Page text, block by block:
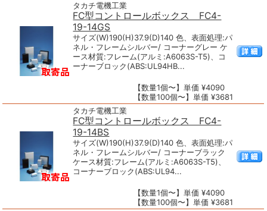
タカチ電機工業
FC型コントロールボックス FC4-
19-14GS
サイズ(W)190(H)37.9(D)140 色、表面処理:パ
ネル・フレームシルバー/ コーナーグレー ケ
ース材質:フレーム(アルミ:A6063S-T5)、コ
ーナーブロック(ABS:UL94HB...
【数量1個〜】単価 ¥4090
【数量100個〜】単価 ¥3681
タカチ電機工業
FC型コントロールボックス FC4-
19-14BS
サイズ(W)190(H)37.9(D)140 色、表面処理:パ
ネル・フレームシルバー/ コーナーブラック
ケース材質:フレーム(アルミ:A6063S-T5)、
コーナーブロック(ABS:UL94...
【数量1個〜】単価 ¥4090
【数量100個〜】単価 ¥3681